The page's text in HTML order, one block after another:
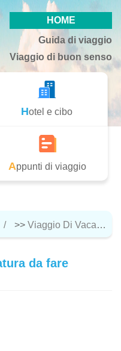
HOME
Guida di viaggio
Viaggio di buon senso
Hotel e cibo
Appunti di viaggio
>> Viaggio Di Vacanza
da fare